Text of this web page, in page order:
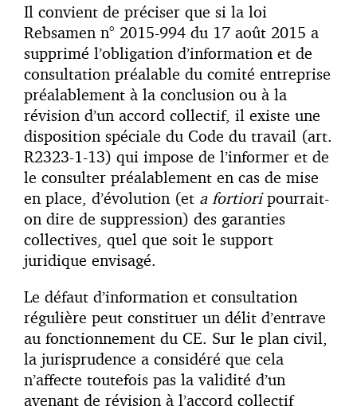
Il convient de préciser que si la loi
Rebsamen n° 2015-994 du 17 août 2015 a
supprimé l’obligation d’information et de
consultation préalable du comité entreprise
préalablement à la conclusion ou à la
révision d’un accord collectif, il existe une
disposition spéciale du Code du travail (art.
R2323-1-13) qui impose de l’informer et de
le consulter préalablement en cas de mise
en place, d’évolution (et a fortioripourrait-
on dire de suppression) des garanties
collectives, quel que soit le support
juridique envisagé.
Le défaut d’information et consultation
régulière peut constituer un délit d’entrave
au fonctionnement du CE. Sur le plan civil,
la jurisprudence a considéré que cela
n’affecte toutefois pas la validité d’un
avenant de révision à l’accord collectif